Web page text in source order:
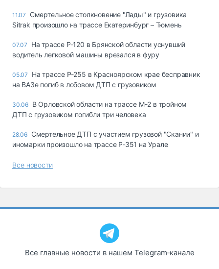
11.07
Смертельное столкновение "Лады" и грузовика
Sitrak произошло на трассе Екатеринбург – Тюмень
07.07
На трассе Р-120 в Брянской области уснувший
водитель легковой машины врезался в фуру
05.07
На трассе Р-255 в Красноярском крае бесправник
на ВАЗе погиб в лобовом ДТП с грузовиком
30.06 В Орловской области на трассе М-2 в тройном
ДТП с грузовиком погибли три человека
28.06 Смертельное ДТП с участием грузовой "Скании" и
иномарки произошло на трассе Р-351 на Урале
Все новости
Все главные новости в нашем Telegram‑канале